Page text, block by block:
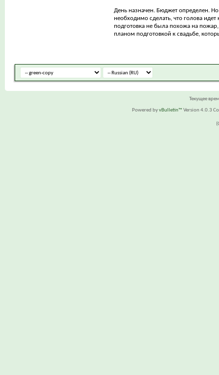
День назначен. Бюджет определен. Но
необходимо сделать, что голова
подготовка не была похожа на пожар,
планом подготовкой к свадьбе,
Текущее
Powered byvBulletin™ Version 4.0.3